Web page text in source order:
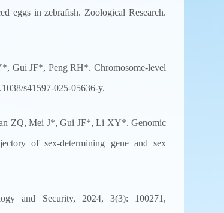
eggs in zebrafish. Zoological Research.
Gui JF*, Peng RH*. Chromosome-level
s41597-025-05636-y.
ZQ, Mei J*, Gui JF*, Li XY*. Genomic
of sex-determining gene and sex
and Security, 2024, 3(3): 100271,